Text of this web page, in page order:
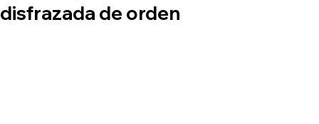
disfrazada de orden